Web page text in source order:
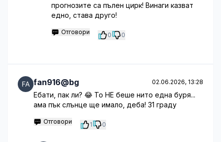
прогнозите са пълен цирк! Винаги казват
едно, става друго!
Отговори 0 0
fan916@bg 02.06.2026, 13:28
Ебати, пак ли? 😂 То НЕ беше нито една буря...
ама пък слънце ще имало, деба! 31 граду
Отговори 1 0